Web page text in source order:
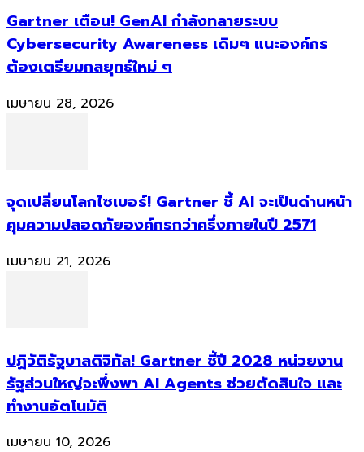
Gartner เตือน! GenAI กำลังทลายระบบ
Cybersecurity Awareness เดิมๆ แนะองค์กร
ต้องเตรียมกลยุทธ์ใหม่ ๆ
เมษายน 28, 2026
จุดเปลี่ยนโลกไซเบอร์! Gartner ชี้ AI จะเป็นด่านหน้า
คุมความปลอดภัยองค์กรกว่าครึ่งภายในปี 2571
เมษายน 21, 2026
ปฏิวัติรัฐบาลดิจิทัล! Gartner ชี้ปี 2028 หน่วยงาน
รัฐส่วนใหญ่จะพึ่งพา AI Agents ช่วยตัดสินใจ และ
ทำงานอัตโนมัติ
เมษายน 10, 2026